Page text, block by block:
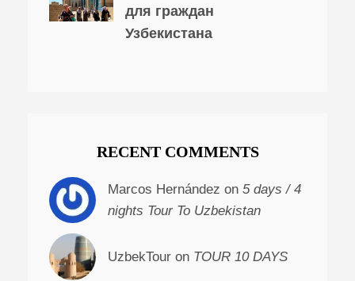
для граждан
Узбекистана
RECENT COMMENTS
Marcos Hernández on 5 days / 4
nights Tour To Uzbekistan
UzbekTour on TOUR 10 DAYS